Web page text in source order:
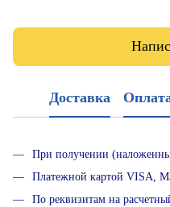
Доставка
При получении
Платежной картой VISA,
По реквизитам на